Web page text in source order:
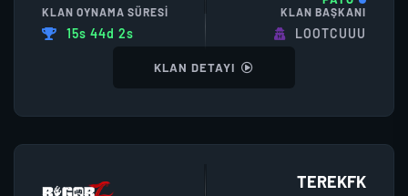
KLAN OYNAMA SÜRESI
15s 44d 2s
KLAN BAŞKANI
LOOTCUUU
KLAN DETAYI
TEREKFK